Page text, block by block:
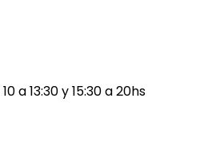
a 13:30 y 15:30 a 20hs